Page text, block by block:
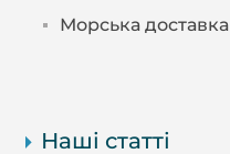
Морська доставка
Наші статті